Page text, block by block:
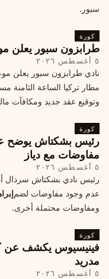
سبور.
كورة
طرابزون سبور يعلن
٥ أغسطس ٢٠٢٦
نادي طرابزون سبور يعلن
مطار تركيا الساعة الثامنة
وتوقيع عقد جديد ومكافآت
كورة
رئيس بشكتاش يوضح
مفاوضات مع دياز
٥ أغسطس ٢٠٢٦
رئيس نادي بشكتاش سردال
عدم وجود مفاوضات لضم
ومفاوضات محتملة أخرى.
كورة
فينيسيوس يكشف عن
مدريد
٥ أغسطس ٢٠٢٦